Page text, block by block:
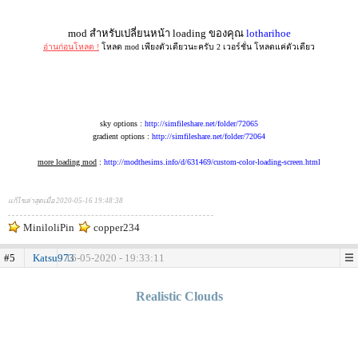
mod สำหรับเปลี่ยนหน้า loading ของคุณ lotharihoe
อ่านก่อนโหลด ! โหลด mod เพียงตัวเดียวนะครับ 2 เวอร์ชั่น โหลดแค่ตัวเดียว
sky options : http://simfileshare.net/folder/72065
gradient options : http://simfileshare.net/folder/72064
more loading mod : http://modthesims.info/d/631469/custom-color-loading-screen.html
แก้ไขล่าสุดเมื่อ 2020-05-16 19:48:38
MiniloliPin copper234
#5 Katsu97316-05-2020 - 19:33:11
Realistic Clouds